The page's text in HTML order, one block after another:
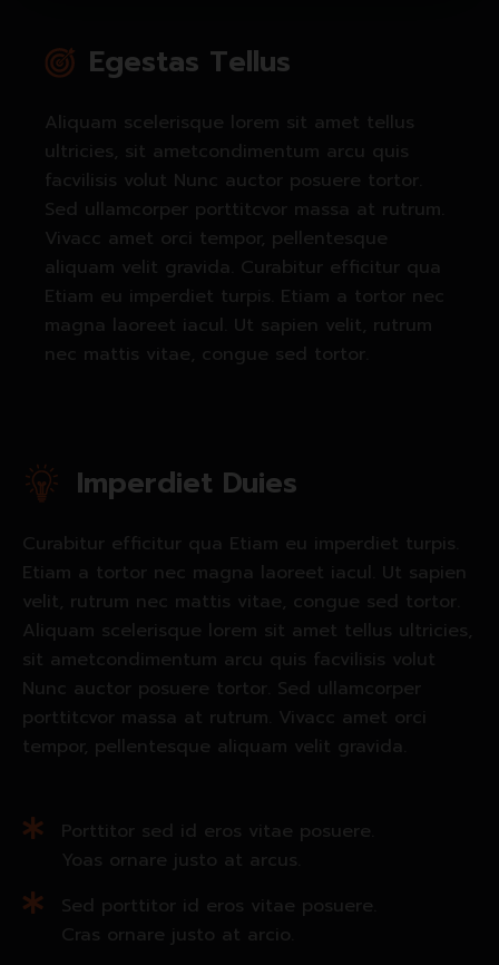
Egestas Tellus
Aliquam scelerisque lorem sit amet tellus
ultricies, sit ametcondimentum arcu quis
facvilisis volut Nunc auctor posuere tortor.
Sed ullamcorper porttitcvor massa at rutrum.
Vivacc amet orci tempor, pellentesque
aliquam velit gravida. Curabitur efficitur qua
Etiam eu imperdiet turpis. Etiam a tortor nec
magna laoreet iacul. Ut sapien velit, rutrum
nec mattis vitae, congue sed tortor.
Imperdiet Duies
Curabitur efficitur qua Etiam eu imperdiet turpis.
Etiam a tortor nec magna laoreet iacul. Ut sapien
velit, rutrum nec mattis vitae, congue sed tortor.
Aliquam scelerisque lorem sit amet tellus ultricies,
sit ametcondimentum arcu quis facvilisis volut
Nunc auctor posuere tortor. Sed ullamcorper
porttitcvor massa at rutrum. Vivacc amet orci
tempor, pellentesque aliquam velit gravida.
Porttitor sed id eros vitae posuere.
Yoas ornare justo at arcus.
Sed porttitor id eros vitae posuere.
Cras ornare justo at arcio.